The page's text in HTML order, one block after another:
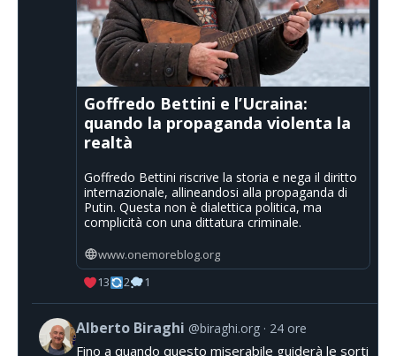
Goffredo Bettini e l’Ucraina:
quando la propaganda violenta la
realtà
Goffredo Bettini riscrive la storia e nega il diritto
internazionale, allineandosi alla propaganda di
Putin. Questa non è dialettica politica, ma
complicità con una dittatura criminale.
www.onemoreblog.org
13
2 1
Alberto Biraghi @biraghi.org 24 ore
Fino a quando questo miserabile guiderà le sorti